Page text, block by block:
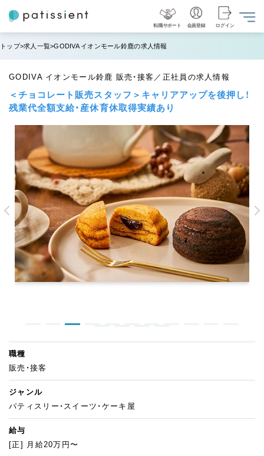
転職サポート 会員登録 ログイン
トップ 求人一覧 GODIVA イオンモール鈴鹿の求人情報
GODIVA イオンモール鈴鹿 販売・接客／正社員の求人情報
＜チョコレート販売スタッフ＞キャリアアップを後押し！
残業代全額支給・産休育休取得実績あり
職種
販売・接客
ジャンル
パティスリー・スイーツ・ケーキ屋
給与
[正] 月給20万円〜